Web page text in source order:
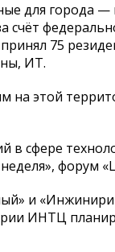
для города —
75
ИТ.
этой
сфере
форум
и
ИНТЦ